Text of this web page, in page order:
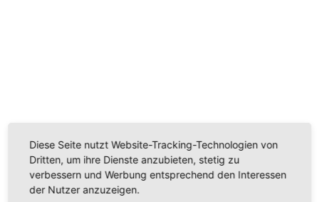
Videoinhalte einzubetten. Dieser Service kann Daten
zu Ihren Aktivitäten sammeln. Bitte lesen Sie die Details
durch und stimmen Sie der Nutzung des Service zu,
um dieses Video anzusehen.
Diese Seite nutzt Website-Tracking-Technologien von
Dritten, um ihre Dienste anzubieten, stetig zu
verbessern und Werbung entsprechend den Interessen
der Nutzer anzuzeigen.